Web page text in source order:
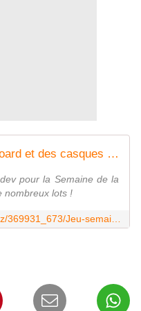
Tentez de gagner un Hoverboard et des casques Beats !
pour la Semaine de la
nombreux lots !